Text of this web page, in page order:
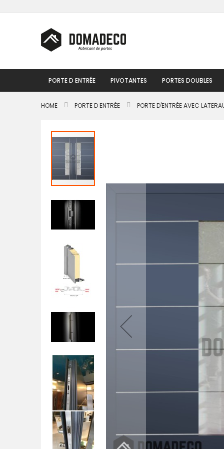
to
PORTE D ENTRÉE PIVOTANTES PORTES DOUBLES
HOME PORTE D ENTRÉE PORTE D'ENTRÉE AVEC
Passer
à
la
de
la
galerie